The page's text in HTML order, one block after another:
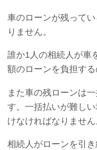
車のローンが残って
りません。
誰か1人の相続人が車
額のローンを負担する
また車の残ローンは
す。一括払いが難し
けなければなりません
相続人がローンを引